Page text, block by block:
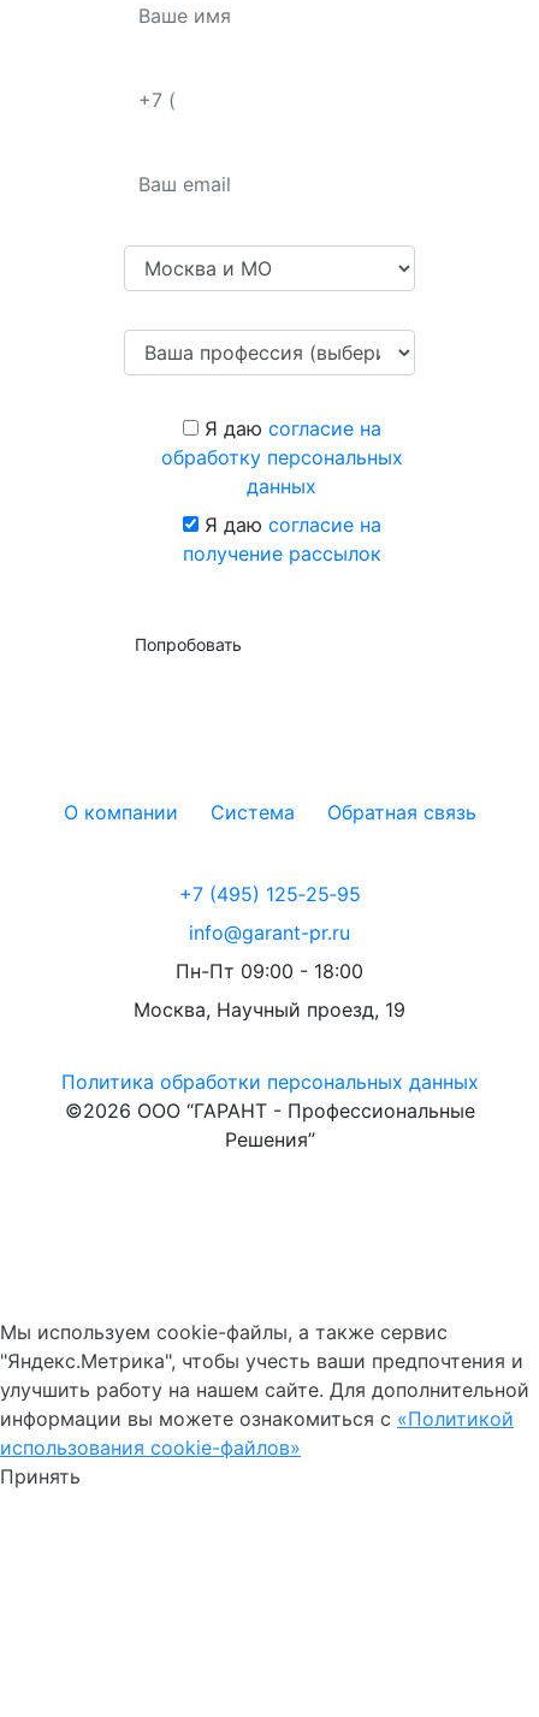
Я даю согласие на
обработку персональных
данных
Я даю согласие на
получение рассылок
Попробовать
О компании Система Обратная связь
+7 (495) 125‑25‑95
info@garant-pr.ru
Пн-Пт 09:00 - 18:00
Москва, Научный проезд, 19
Политика обработки персональных данных
©2026 ООО “ГАРАНТ - Профессиональные
Решения”
Мы используем cookie-файлы, а также сервис
"Яндекс.Метрика", чтобы учесть ваши предпочтения и
улучшить работу на нашем сайте. Для дополнительной
информации вы можете ознакомиться с «Политикой
использования cookie-файлов»
Принять